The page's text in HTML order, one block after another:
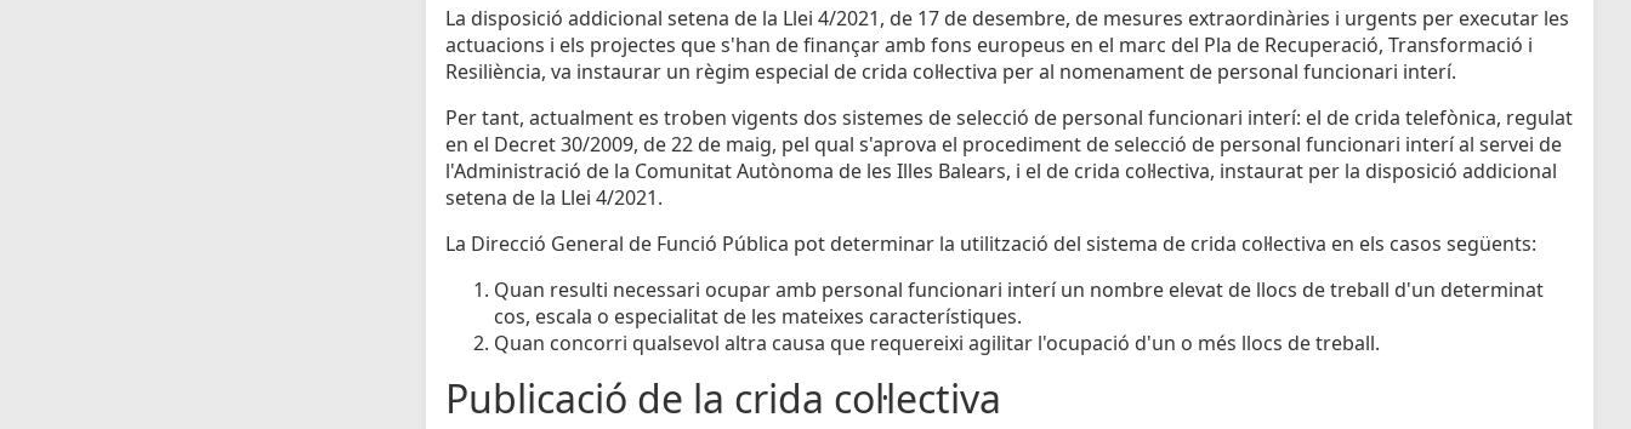
La disposició addicional setena de la Llei 4/2021, de 17 de desembre, de mesures extraordinàries i urgents per executar les
actuacions i els projectes que s'han de finançar amb fons europeus en el marc del Pla de Recuperació, Transformació i
Resiliència, va instaurar un règim especial de crida col·lectiva per al nomenament de personal funcionari interí.
Per tant, actualment es troben vigents dos sistemes de selecció de personal funcionari interí: el de crida telefònica, regulat
en el Decret 30/2009, de 22 de maig, pel qual s'aprova el procediment de selecció de personal funcionari interí al servei de
l'Administració de la Comunitat Autònoma de les Illes Balears, i el de crida col·lectiva, instaurat per la disposició addicional
setena de la Llei 4/2021.
La Direcció General de Funció Pública pot determinar la utilització del sistema de crida col·lectiva en els casos següents:
Quan resulti necessari ocupar amb personal funcionari interí un nombre elevat de llocs de treball d'un determinat
cos, escala o especialitat de les mateixes característiques.
Quan concorri qualsevol altra causa que requereixi agilitar l'ocupació d'un o més llocs de treball.
Publicació de la crida col·lectiva